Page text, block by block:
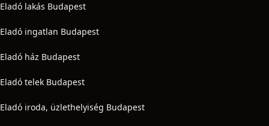
Eladó lakás Budapest
Eladó ingatlan Budapest
Eladó ház Budapest
Eladó telek Budapest
Eladó iroda, üzlethelyiség Budapest